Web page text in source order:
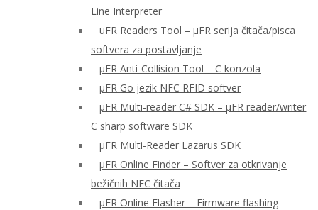
Line Interpreter
uFR Readers Tool – μFR serija čitača/pisca
softvera za postavljanje
μFR Anti-Collision Tool – C konzola
μFR Go jezik NFC RFID softver
μFR Multi-reader C# SDK – μFR reader/writer
C sharp software SDK
μFR Multi-Reader Lazarus SDK
μFR Online Finder – Softver za otkrivanje
bežičnih NFC čitača
μFR Online Flasher – Firmware flashing